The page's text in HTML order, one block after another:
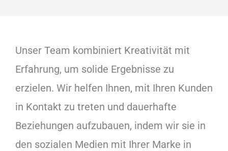
Unser Team kombiniert Kreativität mit
Erfahrung, um solide Ergebnisse zu
erzielen. Wir helfen Ihnen, mit Ihren Kunden
in Kontakt zu treten und dauerhafte
Beziehungen aufzubauen, indem wir sie in
den sozialen Medien mit Ihrer Marke in